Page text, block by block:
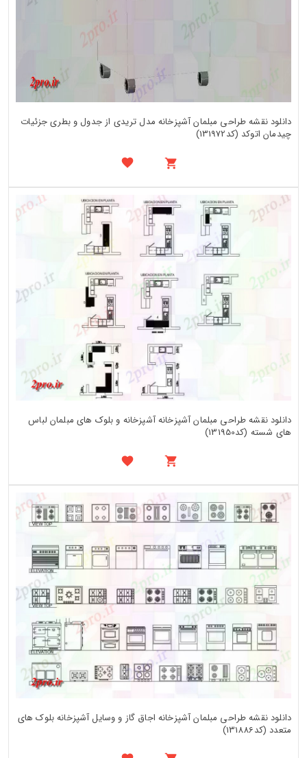
دانلود نقشه طراحی مبلمان آشپزخانه مدل تریدی از جدول و بطری جزئیات
چیدمان اتوکد (کد131972)
دانلود نقشه طراحی مبلمان آشپزخانه آشپزخانه و بلوک های مبلمان لباس
های شسته (کد131950)
دانلود نقشه طراحی مبلمان آشپزخانه اجاق گاز و وسایل آشپزخانه بلوک های
متعدد (کد131886)